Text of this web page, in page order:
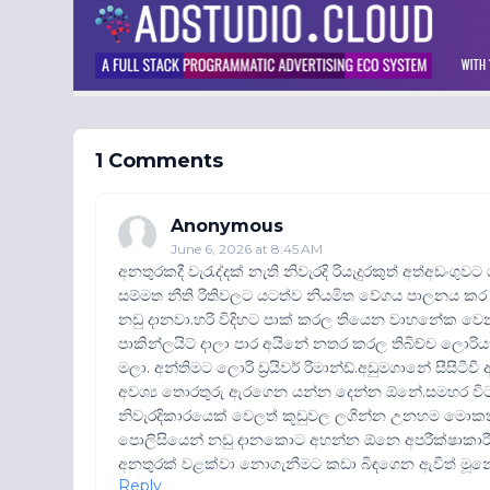
1 Comments
Anonymous
June 6, 2026 at 8:45 AM
අනතුරකදී වැරැද්දක් නැති නිවැරදි රියැදුරකුත්
සම්මත නීති රීතිවලට යටත්ව නියමිත වේගය පාලනය
නඩු දානවා.හරි විදිහට පාක් කරල තියෙන වාහනේක
පාකින්ලයිට් දාලා පාර අයිනේ නතර කරල තිබිච්ච
මලා. අන්තිමට ලොරි ඩ්‍රයිවර් රිමාන්ඩ්.අඩුමගානේ සීසීටීවී
අවශ්‍ය තොරතුරු ඇරගෙන යන්න දෙන්න ඕනේ.සමහර
නිවැරදිකාරයෙක් වෙලත් කූඩුවල ලගින්න උනහම
පොලිසියෙන් නඩු දානකොට අහන්න ඕනෙ
අනතුරක් වළක්වා නොගැනීමට කඩා බිඳගෙන ඇවිත්
Reply